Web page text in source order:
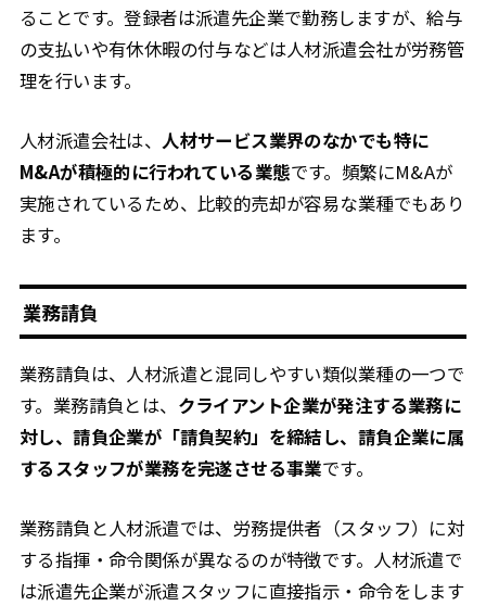
ることです。登録者は派遣先企業で勤務しますが、給与
の支払いや有休休暇の付与などは人材派遣会社が労務管
理を行います。
人材派遣会社は、人材サービス業界のなかでも特に
M&Aが積極的に行われている業態です。頻繁にM&Aが
実施されているため、比較的売却が容易な業種でもあり
ます。
業務請負
業務請負は、人材派遣と混同しやすい類似業種の一つで
す。業務請負とは、 クライアント企業が発注する業務に
対し、請負企業が「請負契約」を締結し、請負企業に属
するスタッフが業務を完遂させる事業です。
業務請負と人材派遣では、労務提供者（スタッフ）に対
する指揮・命令関係が異なるのが特徴です。人材派遣で
は派遣先企業が派遣スタッフに直接指示・命令をします